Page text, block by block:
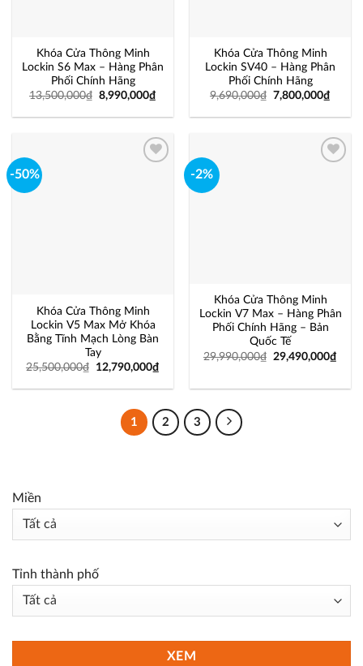
Khóa Cửa Thông Minh
Lockin S6 Max – Hàng Phân
Phối Chính Hãng
13,500,000₫ 8,990,000₫
Khóa Cửa Thông Minh
Lockin SV40 – Hàng Phân
Phối Chính Hãng
9,690,000₫ 7,800,000₫
-50%
Khóa Cửa Thông Minh
Lockin V5 Max Mở Khóa
Bằng Tĩnh Mạch Lòng Bàn
Tay
25,500,000₫ 12,790,000₫
-2%
Khóa Cửa Thông Minh
Lockin V7 Max – Hàng Phân
Phối Chính Hãng – Bản
Quốc Tế
29,990,000₫ 29,490,000₫
1 2 3
Miền
Tỉnh thành phố
XEM